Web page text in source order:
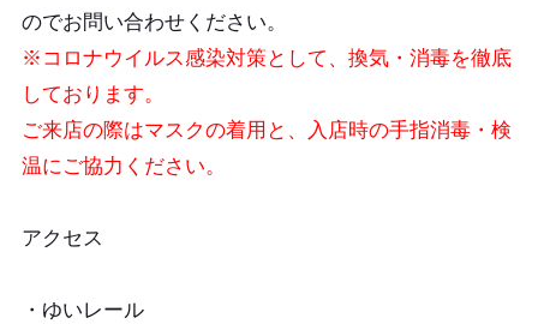
のでお問い合わせください。
※コロナウイルス感染対策として、換気・消毒を徹底
しております。
ご来店の際はマスクの着用と、入店時の手指消毒・検
温にご協力ください。
アクセス
・ゆいレール